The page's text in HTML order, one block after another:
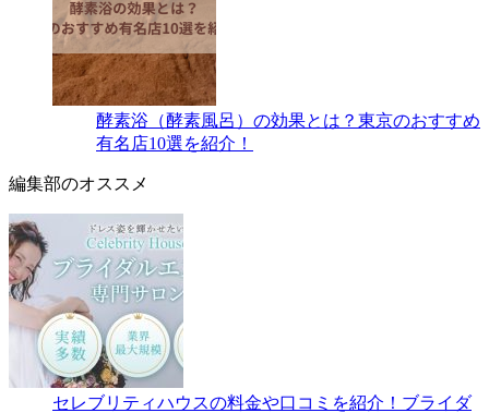
酵素浴（酵素風呂）の効果とは？東京のおすすめ
有名店10選を紹介！
編集部のオススメ
セレブリティハウスの料金や口コミを紹介！ブライダ